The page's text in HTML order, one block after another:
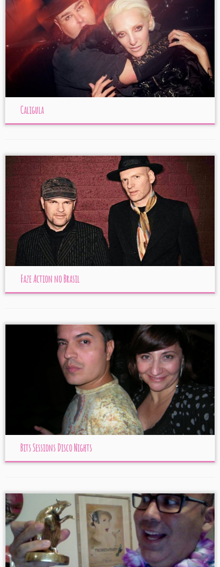
Caligula
Faze Action no Brasil
Bits Sessions Disco Nights